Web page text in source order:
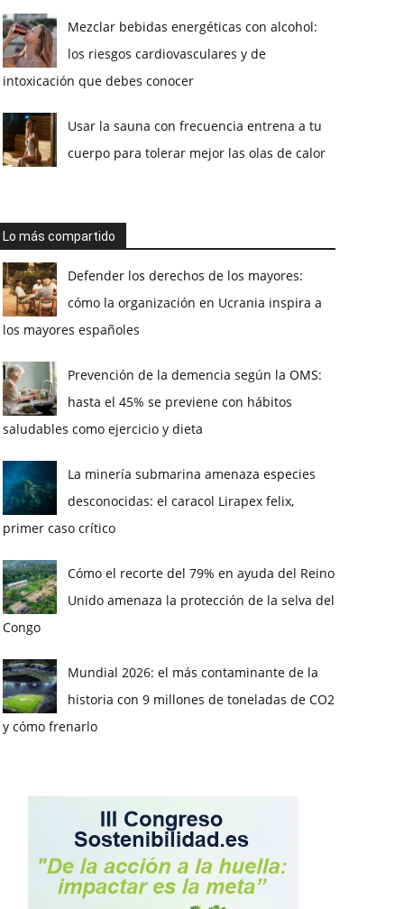
Mezclar bebidas energéticas con alcohol:
los riesgos cardiovasculares y de
intoxicación que debes conocer
Usar la sauna con frecuencia entrena a tu
cuerpo para tolerar mejor las olas de calor
Lo más compartido
Defender los derechos de los mayores:
cómo la organización en Ucrania inspira a
los mayores españoles
Prevención de la demencia según la OMS:
hasta el 45% se previene con hábitos
saludables como ejercicio y dieta
La minería submarina amenaza especies
desconocidas: el caracol Lirapex felix,
primer caso crítico
Cómo el recorte del 79% en ayuda del Reino
Unido amenaza la protección de la selva del
Congo
Mundial 2026: el más contaminante de la
historia con 9 millones de toneladas de CO2
y cómo frenarlo